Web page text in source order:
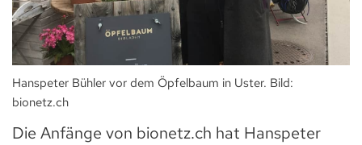
Hanspeter Bühler vor dem Öpfelbaum in Uster. Bild:
bionetz.ch
Die Anfänge von bionetz.ch hat Hanspeter